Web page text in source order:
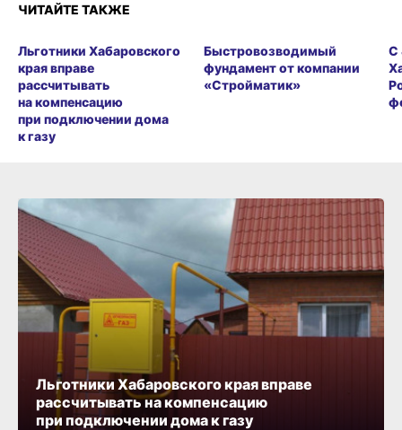
ЧИТАЙТЕ ТАКЖЕ
Льготники Хабаровского
края вправе
рассчитывать
на компенсацию
при подключении дома
к газу
Быстровозводимый
фундамент от компании
«Стройматик»
С
Льготники Хабаровского края вправе
рассчитывать на компенсацию
при подключении дома к газу